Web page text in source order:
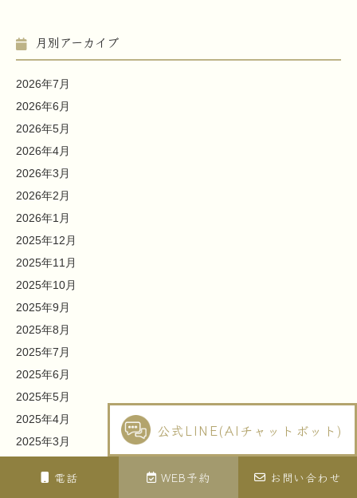
電話 WEB予約 お問い合わせ
公式LINE(AIチャットボット)
月別アーカイブ
2026年7月
2026年6月
2026年5月
2026年4月
2026年3月
2026年2月
2026年1月
2025年12月
2025年11月
2025年10月
2025年9月
2025年8月
2025年7月
2025年6月
2025年5月
2025年4月
2025年3月
2025年1月